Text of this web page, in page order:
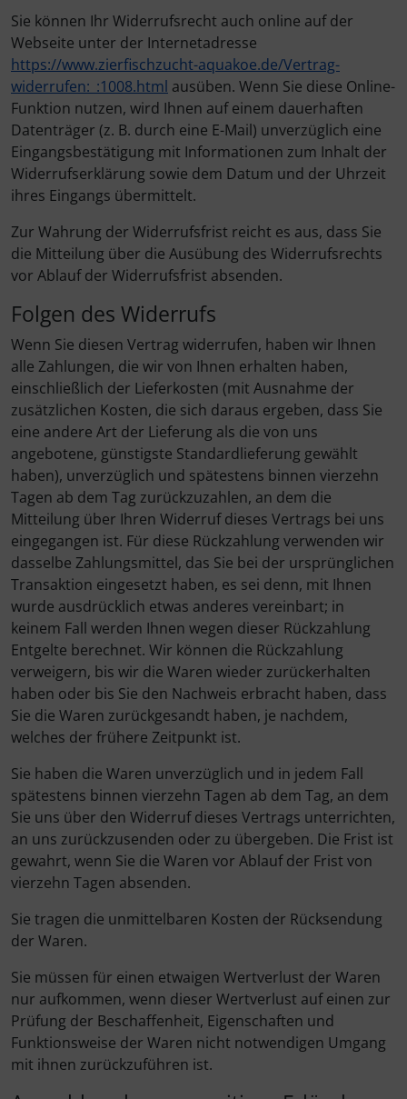
Sie können Ihr Widerrufsrecht auch online auf der
Webseite unter der Internetadresse
https://www.zierfischzucht-aquakoe.de/Vertrag-
widerrufen:_:1008.html ausüben. Wenn Sie diese Online-
Funktion nutzen, wird Ihnen auf einem dauerhaften
Datenträger (z. B. durch eine E-Mail) unverzüglich eine
Eingangsbestätigung mit Informationen zum Inhalt der
Widerrufserklärung sowie dem Datum und der Uhrzeit
ihres Eingangs übermittelt.
Zur Wahrung der Widerrufsfrist reicht es aus, dass Sie
die Mitteilung über die Ausübung des Widerrufsrechts
vor Ablauf der Widerrufsfrist absenden.
Folgen des Widerrufs
Wenn Sie diesen Vertrag widerrufen, haben wir Ihnen
alle Zahlungen, die wir von Ihnen erhalten haben,
einschließlich der Lieferkosten (mit Ausnahme der
zusätzlichen Kosten, die sich daraus ergeben, dass Sie
eine andere Art der Lieferung als die von uns
angebotene, günstigste Standardlieferung gewählt
haben), unverzüglich und spätestens binnen vierzehn
Tagen ab dem Tag zurückzuzahlen, an dem die
Mitteilung über Ihren Widerruf dieses Vertrags bei uns
eingegangen ist. Für diese Rückzahlung verwenden wir
dasselbe Zahlungsmittel, das Sie bei der ursprünglichen
Transaktion eingesetzt haben, es sei denn, mit Ihnen
wurde ausdrücklich etwas anderes vereinbart; in
keinem Fall werden Ihnen wegen dieser Rückzahlung
Entgelte berechnet. Wir können die Rückzahlung
verweigern, bis wir die Waren wieder zurückerhalten
haben oder bis Sie den Nachweis erbracht haben, dass
Sie die Waren zurückgesandt haben, je nachdem,
welches der frühere Zeitpunkt ist.
Sie haben die Waren unverzüglich und in jedem Fall
spätestens binnen vierzehn Tagen ab dem Tag, an dem
Sie uns über den Widerruf dieses Vertrags unterrichten,
an uns zurückzusenden oder zu übergeben. Die Frist ist
gewahrt, wenn Sie die Waren vor Ablauf der Frist von
vierzehn Tagen absenden.
Sie tragen die unmittelbaren Kosten der Rücksendung
der Waren.
Sie müssen für einen etwaigen Wertverlust der Waren
nur aufkommen, wenn dieser Wertverlust auf einen zur
Prüfung der Beschaffenheit, Eigenschaften und
Funktionsweise der Waren nicht notwendigen Umgang
mit ihnen zurückzuführen ist.